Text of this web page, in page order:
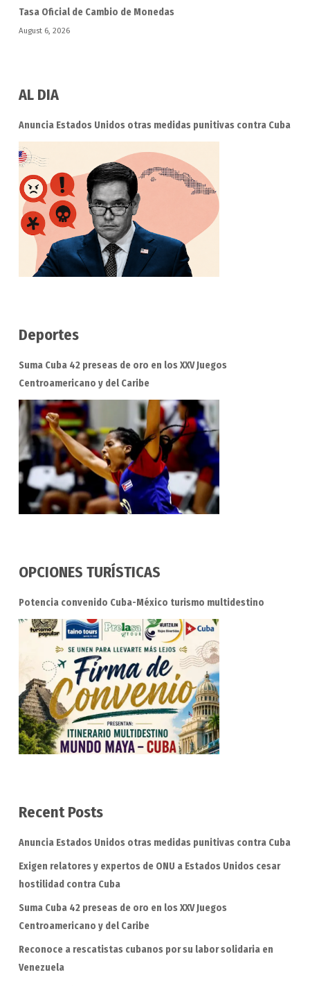
Tasa Oficial de Cambio de Monedas
August 6, 2026
AL DIA
Anuncia Estados Unidos otras medidas punitivas contra Cuba
Deportes
Suma Cuba 42 preseas de oro en los XXV Juegos
Centroamericano y del Caribe
OPCIONES TURÍSTICAS
Potencia convenido Cuba-México turismo multidestino
Recent Posts
Anuncia Estados Unidos otras medidas punitivas contra Cuba
Exigen relatores y expertos de ONU a Estados Unidos cesar
hostilidad contra Cuba
Suma Cuba 42 preseas de oro en los XXV Juegos
Centroamericano y del Caribe
Reconoce a rescatistas cubanos por su labor solidaria en
Venezuela